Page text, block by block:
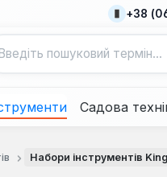
+38
Садова
Набори інструментів